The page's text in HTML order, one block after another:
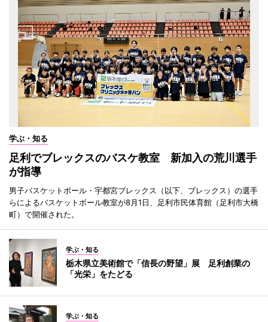
学ぶ・知る
足利でブレックスのバスケ教室 新加入の荒川選手
が指導
男子バスケットボール・宇都宮ブレックス（以下、ブレックス）の選手
らによるバスケットボール教室が8月1日、足利市民体育館（足利市大橋
町）で開催された。
学ぶ・知る
栃木県立美術館で「信長の野望」展 足利創業の
「光栄」をたどる
学ぶ・知る